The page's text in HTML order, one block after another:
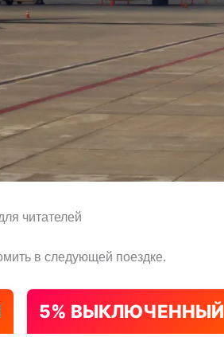
читателей
в следующей поездке.
5% ВЫКЛЮЧЕННЫЙ